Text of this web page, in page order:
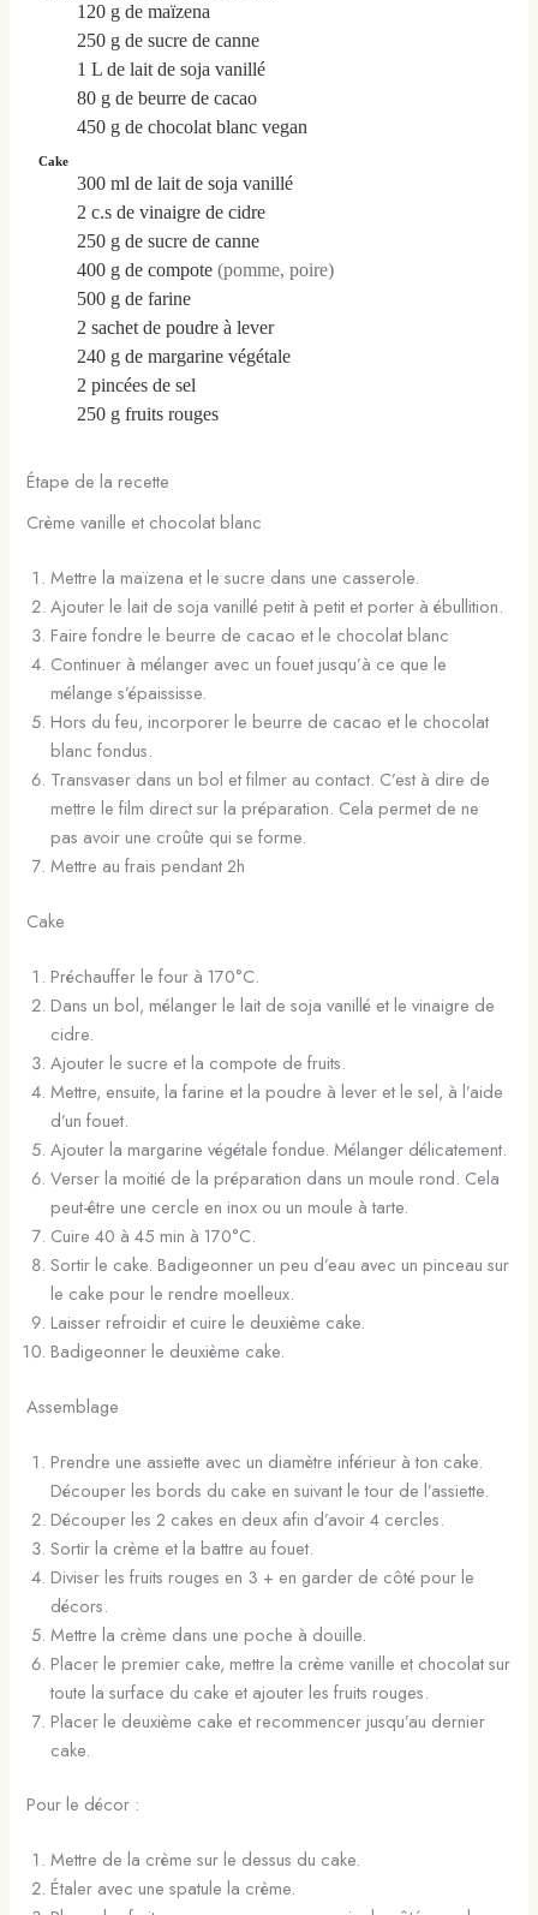
120 g de maïzena
250 g de sucre de canne
1 L de lait de soja vanillé
80 g de beurre de cacao
450 g de chocolat blanc vegan
Cake
300 ml de lait de soja vanillé
2c.s de vinaigre de cidre
250 g de sucre de canne
400 g de compote(pomme, poire)
500 g de farine
2 sachetde poudre à lever
240 g de margarine végétale
2 pincées de sel
250 g fruits rouges
Étape de la recette
Crème vanille et chocolat blanc
Mettre la maïzena et le sucre dans une casserole.
Ajouter le lait de soja vanillé petit à petit et porter à ébullition.
Faire fondre le beurre de cacao et le chocolat blanc
Continuer à mélanger avec un fouet jusqu’à ce que le
mélange s’épaississe.
Hors du feu, incorporer le beurre de cacao et le chocolat
blanc fondus.
Transvaser dans un bol et filmer au contact. C’est à dire de
mettre le film direct sur la préparation. Cela permet de ne
pas avoir une croûte qui se forme.
Mettre au frais pendant 2h
Cake
Préchauffer le four à 170°C.
Dans un bol, mélanger le lait de soja vanillé et le vinaigre de
cidre.
Ajouter le sucre et la compote de fruits.
Mettre, ensuite, la farine et la poudre à lever et le sel, à l’aide
d’un fouet.
Ajouter la margarine végétale fondue. Mélanger délicatement.
Verser la moitié de la préparation dans un moule rond. Cela
peut-être une cercle en inox ou un moule à tarte.
Cuire 40 à 45 min à 170°C.
Sortir le cake. Badigeonner un peu d’eau avec un pinceau sur
le cake pour le rendre moelleux.
Laisser refroidir et cuire le deuxième cake.
Badigeonner le deuxième cake.
Assemblage
Prendre une assiette avec un diamètre inférieur à ton cake.
Découper les bords du cake en suivant le tour de l’assiette.
Découper les 2 cakes en deux afin d’avoir 4 cercles.
Sortir la crème et la battre au fouet.
Diviser les fruits rouges en 3 + en garder de côté pour le
décors.
Mettre la crème dans une poche à douille.
Placer le premier cake, mettre la crème vanille et chocolat sur
toute la surface du cake et ajouter les fruits rouges.
Placer le deuxième cake et recommencer jusqu’au dernier
cake.
Pour le décor :
Mettre de la crème sur le dessus du cake.
Étaler avec une spatule la crème.